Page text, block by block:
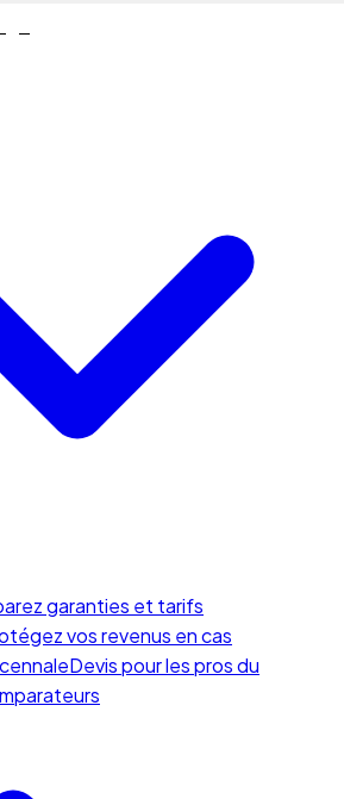
garanties et tarifs
vos revenus en cas
Devis pour les pros du